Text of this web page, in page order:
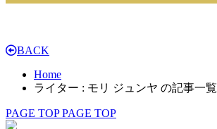
BACK
Home
ライター : モリ ジュンヤ の記事一覧
PAGE TOP PAGE TOP